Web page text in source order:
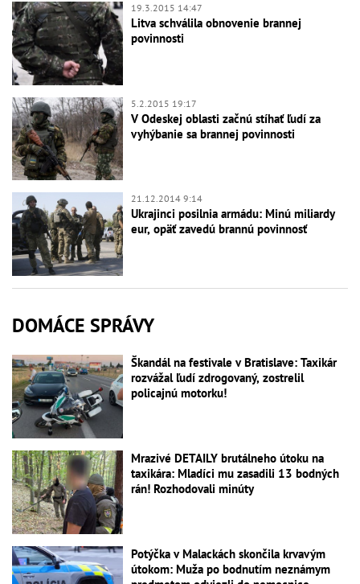
19.3.2015 14:47
Litva schválila obnovenie brannej
povinnosti
5.2.2015 19:17
V Odeskej oblasti začnú stíhať ľudí za
vyhýbanie sa brannej povinnosti
21.12.2014 9:14
Ukrajinci posilnia armádu: Minú miliardy
eur, opäť zavedú brannú povinnosť
DOMÁCE SPRÁVY
Škandál na festivale v Bratislave: Taxikár
rozvážal ľudí zdrogovaný, zostrelil
policajnú motorku!
Mrazivé DETAILY brutálneho útoku na
taxikára: Mladíci mu zasadili 13 bodných
rán! Rozhodovali minúty
Potýčka v Malackách skončila krvavým
útokom: Muža po bodnutím neznámym